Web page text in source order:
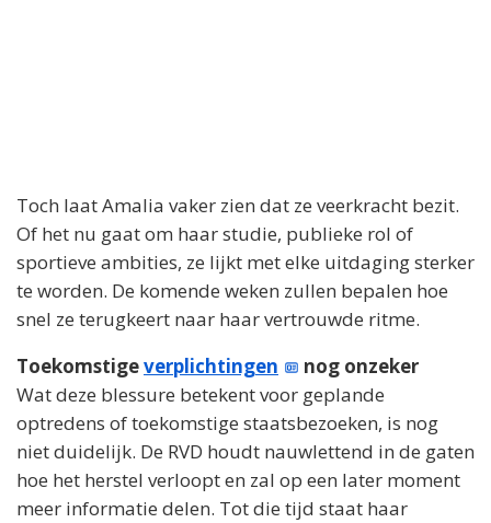
Toch laat Amalia vaker zien dat ze veerkracht bezit.
Of het nu gaat om haar studie, publieke rol of
sportieve ambities, ze lijkt met elke uitdaging sterker
te worden. De komende weken zullen bepalen hoe
snel ze terugkeert naar haar vertrouwde ritme.
Toekomstigeverplichtingen
nog onzeker
Wat deze blessure betekent voor geplande
optredens of toekomstige staatsbezoeken, is nog
niet duidelijk. De RVD houdt nauwlettend in de gaten
hoe het herstel verloopt en zal op een later moment
meer informatie delen. Tot die tijd staat haar